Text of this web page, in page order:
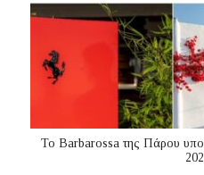
Το Barbarossa της Πάρου